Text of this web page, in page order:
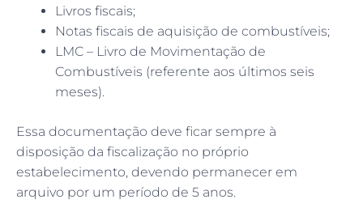
Livros fiscais;
Notas fiscais de aquisição de combustíveis;
LMC – Livro de Movimentação de
Combustíveis (referente aos últimos seis
meses).
Essa documentação deve ficar sempre à
disposição da fiscalização no próprio
estabelecimento, devendo permanecer em
arquivo por um período de 5 anos.